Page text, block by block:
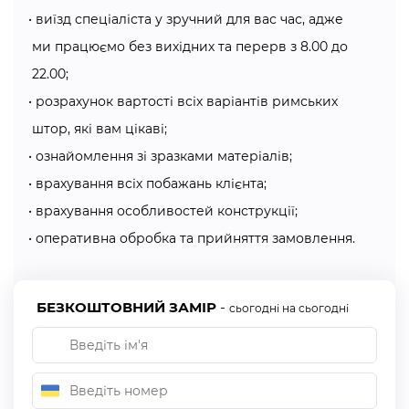
підіймальних механізмів:
автоматичний;
подвійний механізм автоспуску;
ланцюжково-роторний.
Монтаж дуже відповідальний етап, тому краще за
всього викликати спеціаліста компанії «Алсер», який
приїде у зручний для Вас час та виконає професійно
свою роботу!
Щоб Ви могли оформити своє замовлення, ми
розробили, для Вашої зручності, декілька легких
способів:
виїзд спеціаліста у зручний для вас час, адже
ми працюємо без вихідних та перерв з 8.00 до
22.00;
розрахунок вартості всіх варіантів римських
штор, які вам цікаві;
ознайомлення зі зразками матеріалів;
врахування всіх побажань клієнта;
врахування особливостей конструкції;
оперативна обробка та прийняття замовлення.
БЕЗКОШТОВНИЙ ЗАМІР - сьогодні на сьогодні